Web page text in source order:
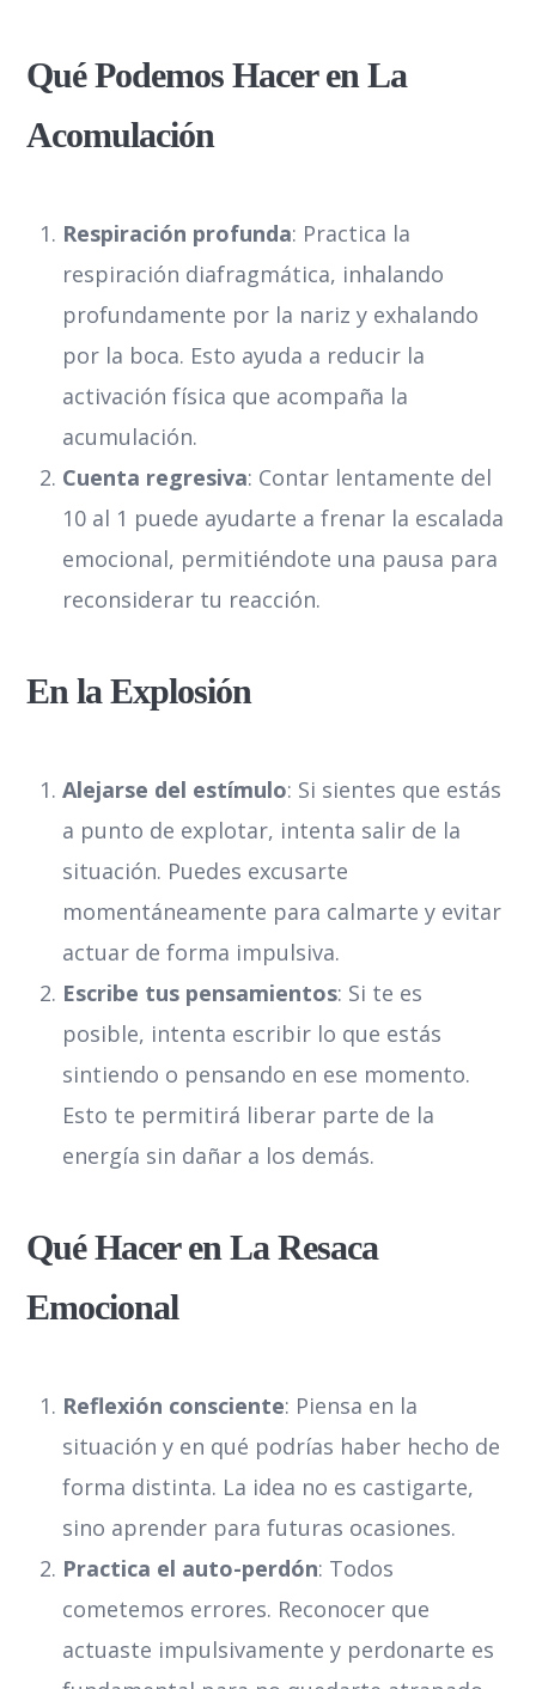
Qué Podemos Hacer en La
Acomulación
Respiración profunda: Practica la
respiración diafragmática, inhalando
profundamente por la nariz y exhalando
por la boca. Esto ayuda a reducir la
activación física que acompaña la
acumulación.
Cuenta regresiva: Contar lentamente del
10 al 1 puede ayudarte a frenar la escalada
emocional, permitiéndote una pausa para
reconsiderar tu reacción.
En la Explosión
Alejarse del estímulo: Si sientes que estás
a punto de explotar, intenta salir de la
situación. Puedes excusarte
momentáneamente para calmarte y evitar
actuar de forma impulsiva.
Escribe tus pensamientos: Si te es
posible, intenta escribir lo que estás
sintiendo o pensando en ese momento.
Esto te permitirá liberar parte de la
energía sin dañar a los demás.
Qué Hacer en La Resaca
Emocional
Reflexión consciente: Piensa en la
situación y en qué podrías haber hecho de
forma distinta. La idea no es castigarte,
sino aprender para futuras ocasiones.
Practica el auto-perdón: Todos
cometemos errores. Reconocer que
actuaste impulsivamente y perdonarte es